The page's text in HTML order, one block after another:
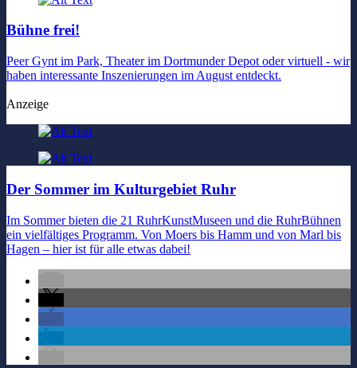
Bühne frei!
Peer Gynt im Park, Theater im Dortmunder Depot oder virtuell - wir
haben interessante Inszenierungen im August entdeckt.
Anzeige
Der Sommer im Kulturgebiet Ruhr
Im Sommer bieten die 21 RuhrKunstMuseen und die RuhrBühnen
ein vielfältiges Programm. Von Moers bis Hamm und von Marl bis
Hagen – hier ist für alle etwas dabei!